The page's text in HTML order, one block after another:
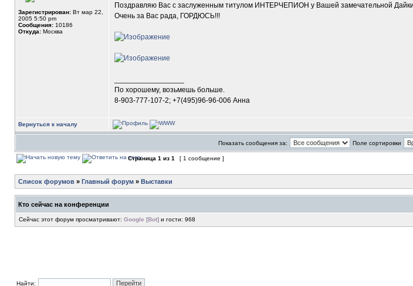
Зарегистрирован: Вт мар 22,
2005 5:50 pm
Сообщения: 10186
Откуда: Москва
Поздравляю Вас с заслуженным титулом ИНТЕРЧЕПИОН у Вашей замечательной
Очень за Вас рада, ГОРДЮСЬ!!!
По хорошему, возьмешь больше.
8-903-777-107-2; +7(495)96-96-006 Анна
Вернуться к началу
Показать сообщения за: Поле сортировки
Страница 1 из 1 [ 1 сообщение ]
Список форумов » Главный форум » Выставки
Кто сейчас на конференции
Сейчас этот форум просматривают: Google [Bot] и гости: 968
Найти: